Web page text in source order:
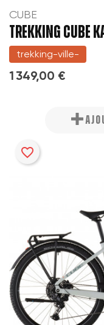
CUBE
TREKKING CUBE
trekking-ville-
1 349,00 €
favorite_border